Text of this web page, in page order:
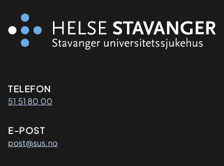
Kontaktinformasjon
TELEFON
51 51 80 00
E-POST
post@sus.no